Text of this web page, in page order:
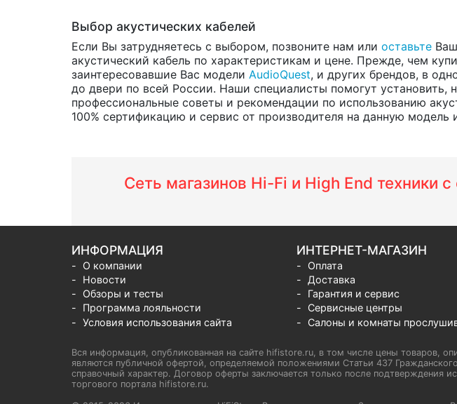
Выбор акустических кабелей
Если Вы затрудняетесь с выбором, позвоните нам или оставьте
акустический кабель по характеристикам и цене. Прежде, чем
заинтересовавшие Вас модели AudioQuest, и других брендов, в
до двери по всей России. Наши специалисты помогут установить,
профессиональные советы и рекомендации по использованию
100% сертификацию и сервис от производителя на данную модель
Сеть магазинов Hi-Fi и High End
ИНФОРМАЦИЯ
О компании
Новости
Обзоры и тесты
Программа лояльности
Условия использования сайта
ИНТЕРНЕТ-МАГАЗИН
Оплата
Доставка
Гарантия и сервис
Сервисные центры
Салоны и комнаты
Вся информация, опубликованная на сайте hifistore.ru, в том числе цены товаров,
являются публичной офертой, определяемой положениями Статьи 437
справочный характер. Договор оферты заключается только после подтверждения
торгового портала hifistore.ru.